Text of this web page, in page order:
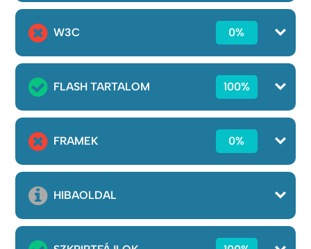
W3C 0%
FLASH TARTALOM 100%
FRAMEK 0%
HIBAOLDAL